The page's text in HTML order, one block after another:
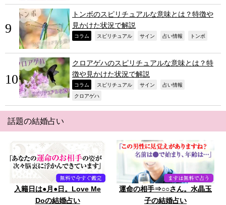
トンボのスピリチュアルな意味とは？特徴や
見かけた状況で解説
コラム スピリチュアル サイン 占い情報 トンボ
クロアゲハのスピリチュアルな意味とは？特
徴や見かけた状況で解説
コラム スピリチュアル サイン 占い情報
クロアゲハ
話題の結婚占い
入籍日は●月●日。Love Me
Doの結婚占い
運命の相手⇒○○さん。水晶玉
子の結婚占い